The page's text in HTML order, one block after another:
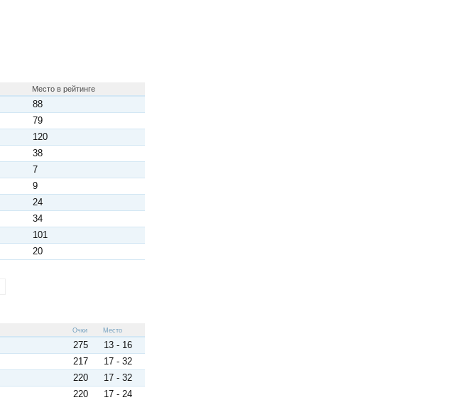
Место в рейтинге
88
79
120
38
7
9
24
34
101
20
Очки Место
275
13 - 16
217
17 - 32
220
17 - 32
220
17 - 24